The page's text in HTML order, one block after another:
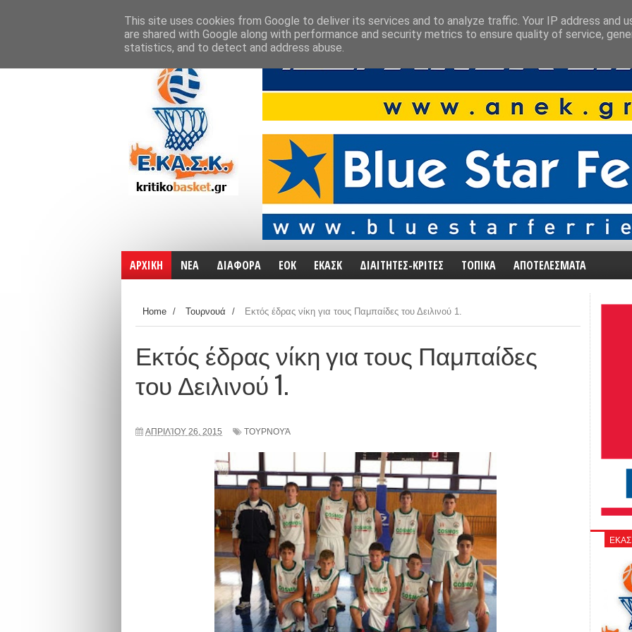
ΑΡΧΙΚΗ ΝΕΑ ΔΙΑΦΟΡΑ ΕΟΚ ΕΚΑΣΚ ΔΙΑΙΤΗΤΕΣ-ΚΡΙΤΕΣ ΤΟΠΙΚΑ ΑΠΟΤΕΛΕΣΜΑΤΑ
Home / Τουρνουά / Εκτός έδρας νίκη για τους Παμπαίδες του Δειλινού 1.
Εκτός έδρας νίκη για τους Παμπαίδες
του Δειλινού 1.
ΑΠΡΙΛΊΟΥ 26, 2015 ΤΟΥΡΝΟΥΆ
This site uses cookies from Google to deliver its services and to analyze traffic. Your IP address and
are shared with Google along with performance and security metrics to ensure quality of service,
statistics, and to detect and address abuse.